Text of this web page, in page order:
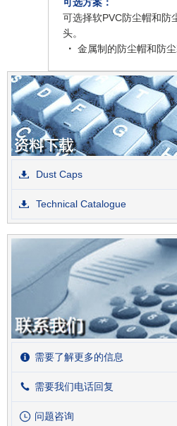
可选择软PVC防尘帽和防
头。
· 金属制的防尘帽和防尘
Dust Caps
Technical Catalogue
需要了解更多的信息
需要我们电话回复
问题咨询